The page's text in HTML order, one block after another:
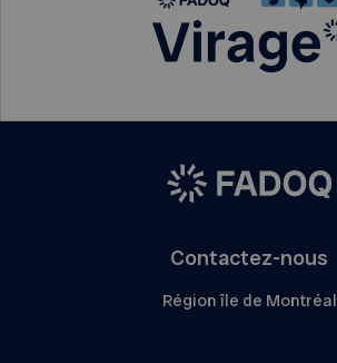
Contactez-nous
Région île de Montréal